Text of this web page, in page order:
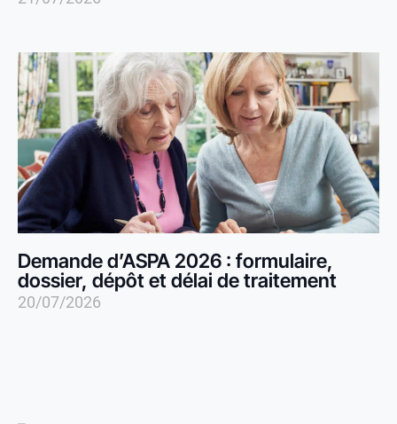
Demande d’ASPA 2026 : formulaire,
dossier, dépôt et délai de traitement
20/07/2026